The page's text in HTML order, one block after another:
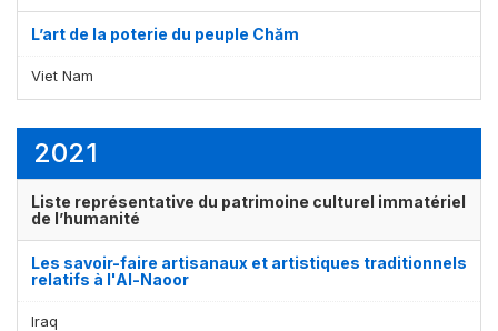
L’art de la poterie du peuple Chăm
Viet Nam
2021
Liste représentative du patrimoine culturel immatériel
de l’humanité
Les savoir-faire artisanaux et artistiques traditionnels
relatifs à l'Al-Naoor
Iraq